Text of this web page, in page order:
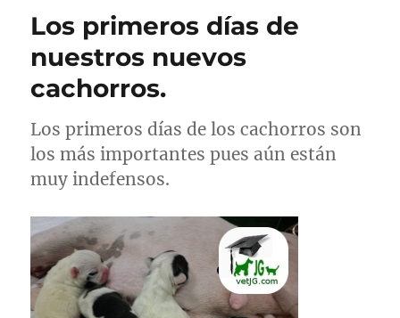
Los primeros días de
nuestros nuevos
cachorros.
Los primeros días de los cachorros son
los más importantes pues aún están
muy indefensos.